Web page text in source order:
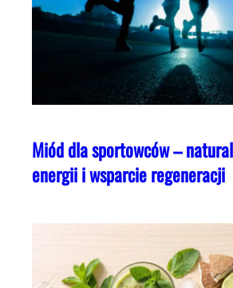
Miód dla sportowców –
energii i wsparcie regeneracji